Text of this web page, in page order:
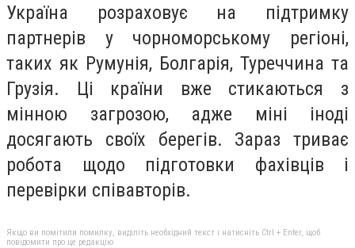
Україна розраховує на підтримку
партнерів у чорноморському регіоні,
таких як Румунія, Болгарія, Туреччина та
Грузія. Ці країни вже стикаються з
мінною загрозою, адже міні іноді
досягають своїх берегів. Зараз триває
робота щодо підготовки фахівців і
перевірки співавторів.
Якщо ви помітили помилку, виділіть необхідний текст і натисніть Ctrl + Enter, щоб
повідомити про це редакцію